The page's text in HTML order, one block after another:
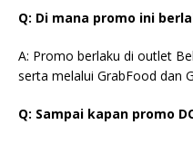
Q: Di mana promo ini
A: Promo berlaku di outlet
serta melalui GrabFood dan
Q: Sampai kapan promo